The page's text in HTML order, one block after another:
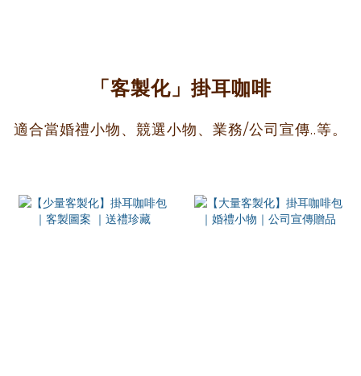
「客製化」掛耳咖啡
適合當婚禮小物、競選小物、業務/公司宣傳..等。